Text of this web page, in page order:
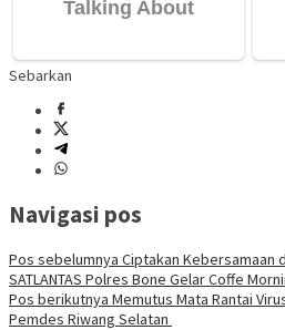
Sebarkan
Navigasi pos
Pos sebelumnya Ciptakan Kebersamaan
SATLANTAS Polres Bone Gelar Coffe
Pos berikutnya Memutus Mata Rantai
Pemdes Riwang Selatan